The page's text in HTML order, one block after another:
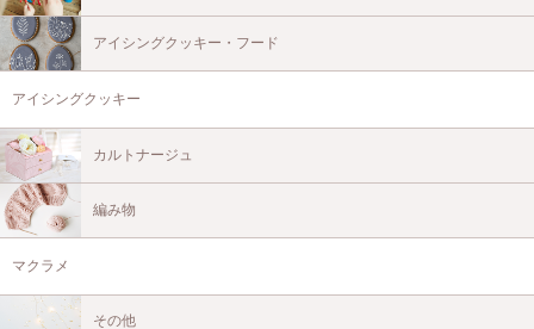
アイシングクッキー・フード
アイシングクッキー
カルトナージュ
編み物
マクラメ
その他